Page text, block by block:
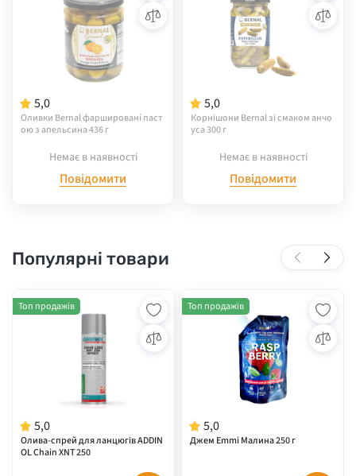
5,0
Оливки Bernal фаршировані паст
ою з апельсина 436 г
Немає в наявності
Повідомити
5,0
Корнішони Bernal зі смаком анчо
уса 300 г
Немає в наявності
Повідомити
Популярні товари
5,0
Олива-спрей для ланцюгів ADDIN
OL Chain XNT 250
Топ продажів
5,0
Джем Emmi Малина 250 г
Топ продажів